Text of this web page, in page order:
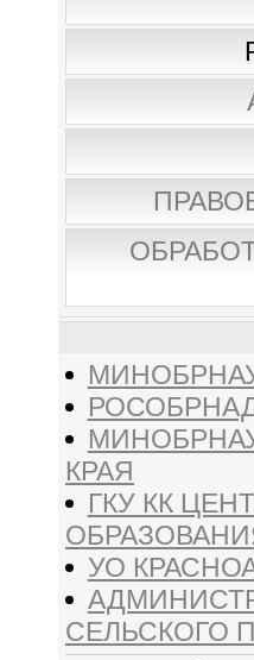
КРАЯ
ГКУ КК
УО
СЕЛЬСКОГО